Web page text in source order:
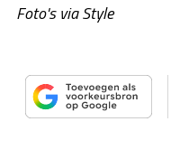
Foto's via Style